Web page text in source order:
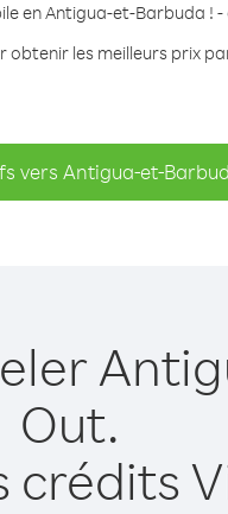
en Antigua-et-Barbuda !
obtenir les meilleurs prix
vers Antigua-et-
Out.
crédits